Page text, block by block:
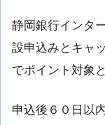
静岡銀行インタ
設申込みとキャ
でポイント対象
申込後６０日以